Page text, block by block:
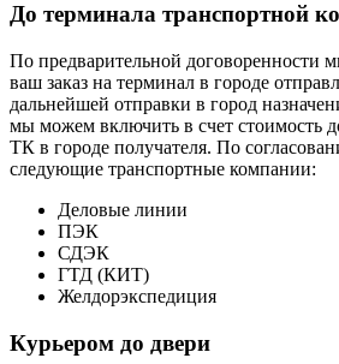
До терминала транспортной
По предварительной договоренности
ваш заказ на терминал в городе
дальнейшей отправки в город
мы можем включить в счет стоимость
ТК в городе получателя. По
следующие транспортные компании:
Деловые линии
ПЭК
СДЭК
ГТД (КИТ)
Желдорэкспедиция
Курьером до двери